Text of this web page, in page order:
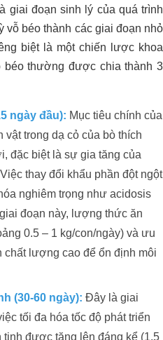
giai đoạn sinh lý của quá trình
vỗ béo thành các giai đoạn nhỏ
biệt là một chiến lược khoa
béo thường được chia thành 3
ngày đầu): Mục tiêu chính của
trong dạ cỏ của bò thích
đặc biệt là sự gia tăng của
thay đổi khẩu phần đột ngột
nghiêm trọng như acidosis
đoạn này, lượng thức ăn
0.5 – 1 kg/con/ngày) và ưu
chất lượng cao để ổn định môi
(30-60 ngày): Đây là giai
tối đa hóa tốc độ phát triển
được tăng lên đáng kể (1.5